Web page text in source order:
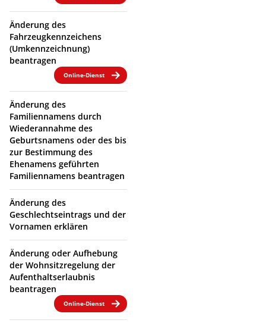
Änderung des
Fahrzeugkennzeichens
(Umkennzeichnung)
beantragen
Online-Dienst
Änderung des
Familiennamens durch
Wiederannahme des
Geburtsnamens oder des bis
zur Bestimmung des
Ehenamens geführten
Familiennamens beantragen
Änderung des
Geschlechtseintrags und der
Vornamen erklären
Änderung oder Aufhebung
der Wohnsitzregelung der
Aufenthaltserlaubnis
beantragen
Online-Dienst